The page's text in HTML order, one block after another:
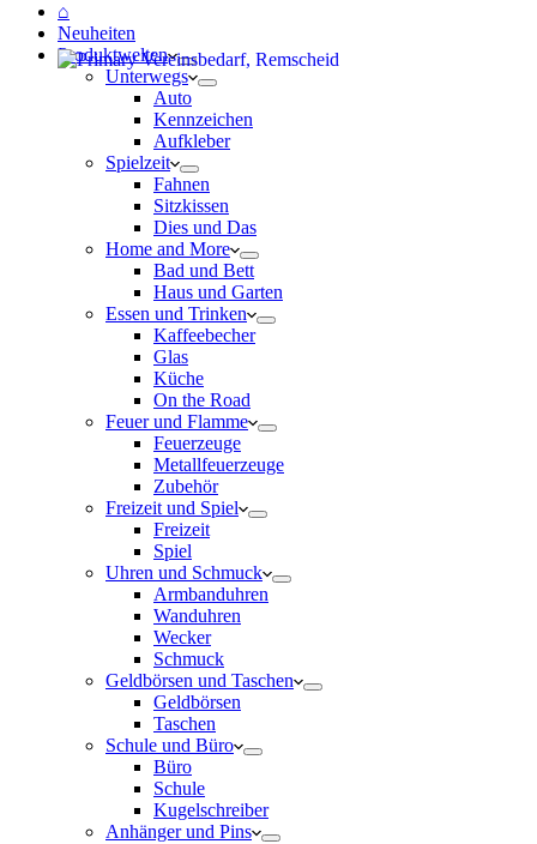
⌂
Neuheiten
Produktwelten
Unterwegs
Auto
Kennzeichen
Aufkleber
Spielzeit
Fahnen
Sitzkissen
Dies und Das
Home and More
Bad und Bett
Haus und Garten
Essen und Trinken
Kaffeebecher
Glas
Küche
On the Road
Feuer und Flamme
Feuerzeuge
Metallfeuerzeuge
Zubehör
Freizeit und Spiel
Freizeit
Spiel
Uhren und Schmuck
Armbanduhren
Wanduhren
Wecker
Schmuck
Geldbörsen und Taschen
Geldbörsen
Taschen
Schule und Büro
Büro
Schule
Kugelschreiber
Anhänger und Pins